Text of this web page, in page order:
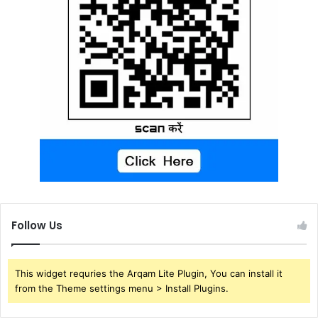
Follow Us
This widget requries the Arqam Lite Plugin, You can install it
from the Theme settings menu > Install Plugins.